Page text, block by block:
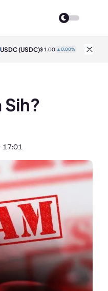
(USDC)$1.00 ▲0.00%
17:01